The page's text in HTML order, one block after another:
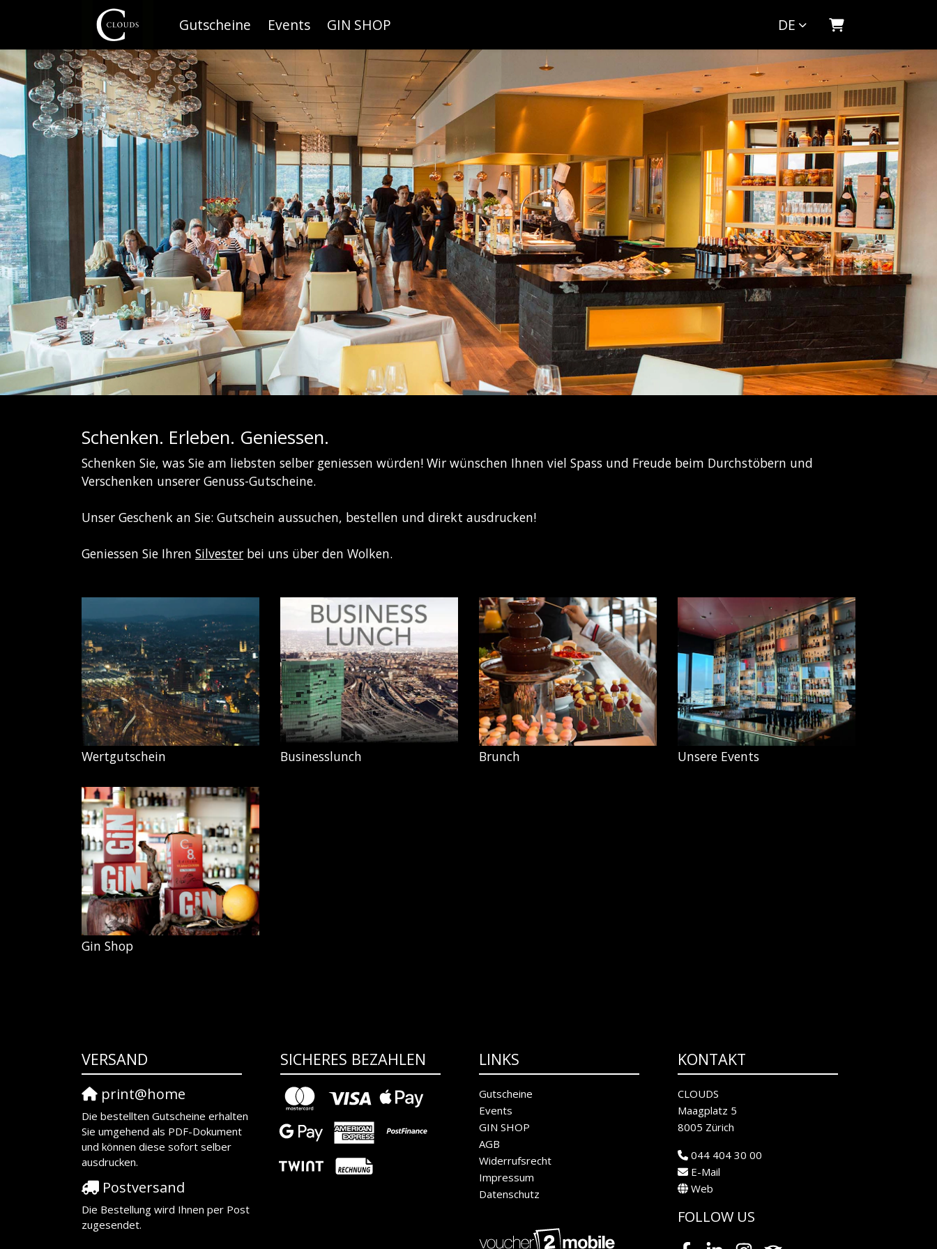
Gutscheine Events GIN SHOP DE Warenkorb
Schenken. Erleben. Geniessen.
Schenken Sie, was Sie am liebsten selber geniessen würden! Wir wünschen Ihnen viel Spass und Freude beim Durchstöbern und
Verschenken unserer Genuss-Gutscheine.
Unser Geschenk an Sie: Gutschein aussuchen, bestellen und direkt ausdrucken!
Geniessen Sie Ihren Silvester bei uns über den Wolken.
Wertgutschein Businesslunch Brunch Unsere Events
Gin Shop
VERSAND
print@home
Die bestellten Gutscheine erhalten
Sie umgehend als PDF-Dokument
und können diese sofort selber
ausdrucken.
Postversand
Die Bestellung wird Ihnen per Post
zugesendet.
SICHERES BEZAHLEN LINKS
Gutscheine
Events
GIN SHOP
AGB
Widerrufsrecht
Impressum
Datenschutz
KONTAKT
CLOUDS
Maagplatz 5
8005 Zürich
044 404 30 00
E-Mail
Web
FOLLOW US